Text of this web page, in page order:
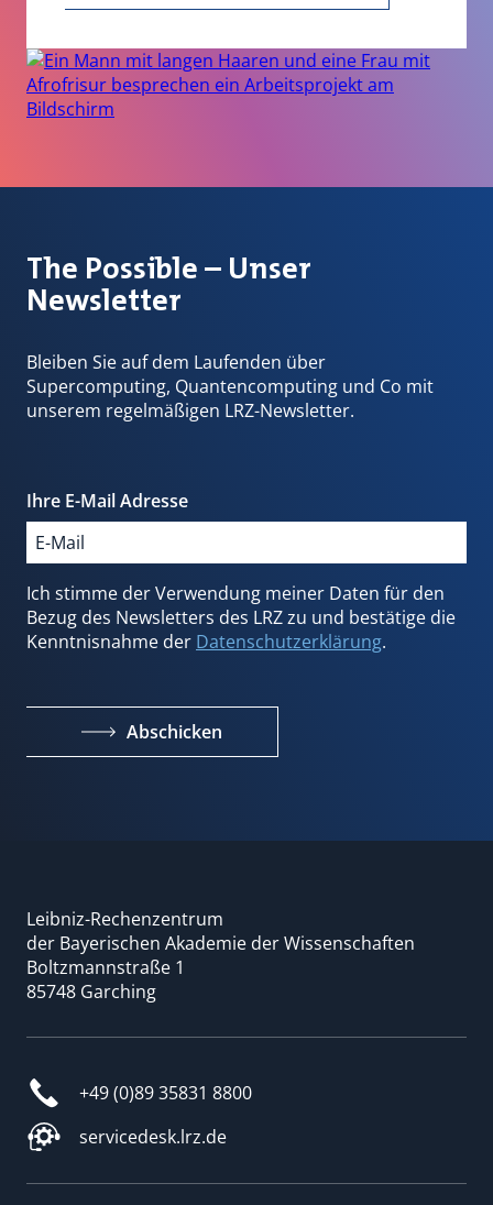
The Possible – Unser
Newsletter
Bleiben Sie auf dem Laufenden über
Supercomputing, Quantencomputing und Co mit
unserem regelmäßigen LRZ-Newsletter.
Ihre E-Mail Adresse
Ich stimme der Verwendung meiner Daten für den
Bezug des Newsletters des LRZ zu und bestätige die
Kenntnisnahme der Datenschutzerklärung.
Abschicken
Leibniz-Rechenzentrum
der Bayerischen Akademie der Wissenschaften
Boltzmannstraße 1
85748 Garching
+49 (0)89 35831 8800
servicedesk.lrz.de